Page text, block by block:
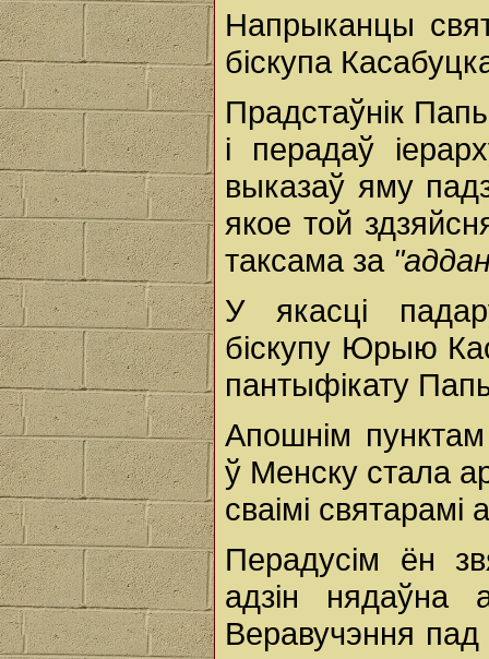
Напрыканцы
біскупа
Прадстаўнік
і перадаў
выказаў яму
якое той
таксама за
У якасці
біскупу Юрыю
пантыфікату
Апошнім пунктам
ў Менску стала
сваімі святарамі
Перадусім ён
адзін нядаўна
Веравучэння